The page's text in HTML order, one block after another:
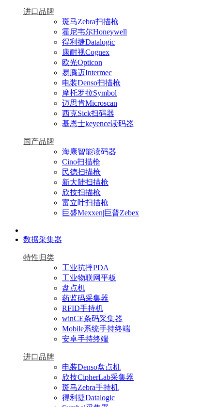
进口品牌
斑马Zebra扫描枪
霍尼韦尔Honeywell
得利捷Datalogic
康耐视Cognex
欧光Opticon
易腾迈Intermec
电装Denso扫描枪
摩托罗拉Symbol
迈思肯Microscan
西克Sick扫码器
基恩士keyence读码器
国产品牌
海康智能读码器
Cino扫描枪
民德扫描枪
新大陆扫描枪
欣技扫描枪
富立叶扫描枪
巨盛Mexxen|巨普Zebex
|
数据采集器
特性归类
工业抗摔PDA
工业物联网平板
盘点机
药监码采集器
RFID手持机
winCE条码采集器
Mobile系统手持终端
安卓手持终端
进口品牌
电装Denso盘点机
欣技CipherLab采集器
斑马Zebra手持机
得利捷Datalogic